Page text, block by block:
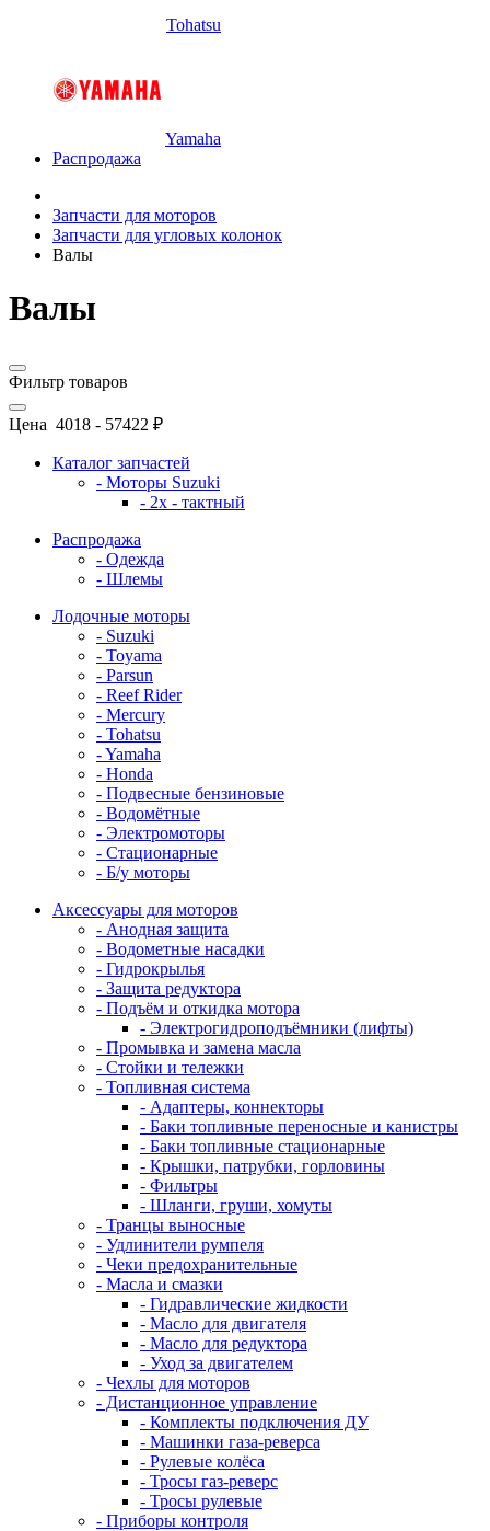
Tohatsu
Yamaha
Распродажа
Запчасти для моторов
Запчасти для угловых колонок
Валы
Валы
Фильтр товаров
Цена 4018 - 57422 ₽
Каталог запчастей
- Моторы Suzuki
- 2x - тактный
Распродажа
- Одежда
- Шлемы
Лодочные моторы
- Suzuki
- Toyama
- Parsun
- Reef Rider
- Mercury
- Tohatsu
- Yamaha
- Honda
- Подвесные бензиновые
- Водомётные
- Электромоторы
- Стационарные
- Б/у моторы
Аксессуары для моторов
- Анодная защита
- Водометные насадки
- Гидрокрылья
- Защита редуктора
- Подъём и откидка мотора
- Электрогидроподъёмники (лифты)
- Промывка и замена масла
- Стойки и тележки
- Топливная система
- Адаптеры, коннекторы
- Баки топливные переносные и канистры
- Баки топливные стационарные
- Крышки, патрубки, горловины
- Фильтры
- Шланги, груши, хомуты
- Транцы выносные
- Удлинители румпеля
- Чеки предохранительные
- Масла и смазки
- Гидравлические жидкости
- Масло для двигателя
- Масло для редуктора
- Уход за двигателем
- Чехлы для моторов
- Дистанционное управление
- Комплекты подключения ДУ
- Машинки газа-реверса
- Рулевые колёса
- Тросы газ-реверс
- Тросы рулевые
- Приборы контроля